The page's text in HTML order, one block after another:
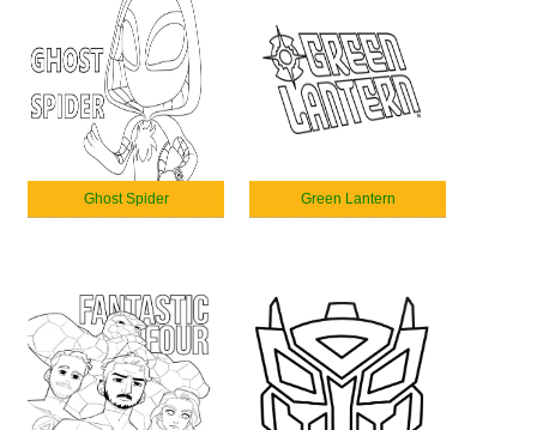
Ghost Spider Green Lantern